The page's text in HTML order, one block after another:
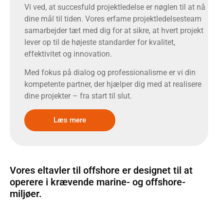
Vi ved, at succesfuld projektledelse er nøglen til at nå
dine mål til tiden. Vores erfarne projektledelsesteam
samarbejder tæt med dig for at sikre, at hvert projekt
lever op til de højeste standarder for kvalitet,
effektivitet og innovation.
Med fokus på dialog og professionalisme er vi din
kompetente partner, der hjælper dig med at realisere
dine projekter – fra start til slut.
Læs mere
Vores eltavler til offshore er designet til at
operere i krævende marine- og offshore-
miljøer.